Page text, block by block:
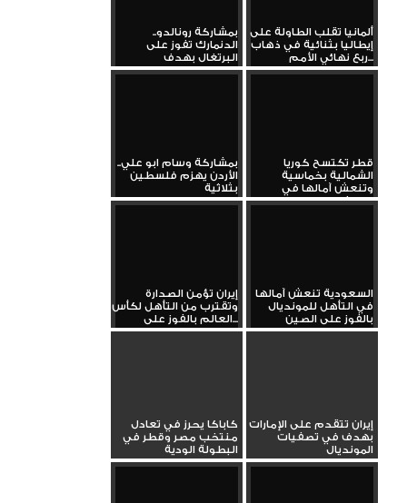
ألمانيا تقلب الطاولة على
إيطاليا بثنائية في ذهاب
ربع نهائي الأمم...
بمشاركة رونالدو..
الدنمارك تفوز على
البرتغال بهدف
قطر تكتسح كوريا
الشمالية بخماسية
وتنعش آمالها في
التصفيات
بمشاركة وسام ابو علي..
الأردن يهزم فلسطين
بثلاثية
السعودية تنعش آمالها
في التأهل للمونديال
بالفوز على الصين
إيران تؤمن الصدارة
وتقترب من التأهل لكأس
العالم بالفوز على...
إيران تتقدم على الإمارات
بهدف في تصفيات
المونديال
كاباكا يحرز في تعادل
منتخب مصر وقطر في
البطولة الودية